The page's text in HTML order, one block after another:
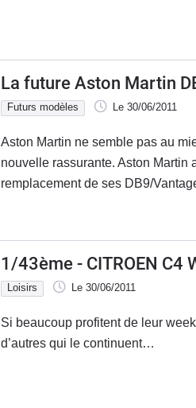
La future Aston Martin
Futurs modèles Le 30/06/2011
Aston Martin ne semble pas au
nouvelle rassurante. Aston Martin
remplacement de ses DB9/
1/43ème - CITROEN C4
Loisirs Le 30/06/2011
Si beaucoup profitent de leur
d’autres qui le continuent…